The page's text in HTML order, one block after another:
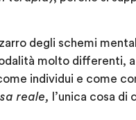
degli schemi
molto differenti,
individui e come
reale,
l’unica cosa